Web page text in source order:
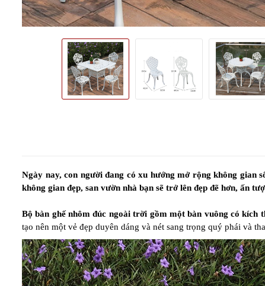
Ngày nay, con người đang có xu hướng mở rộng không gian
không gian đẹp, san vườn nhà bạn sẽ trở lên đẹp đẽ hơn, ấn
Bộ bàn ghế nhôm đúc ngoài trời gồm một bàn vuông có kích
tạo nên một vẻ đẹp duyên dáng và nét sang trọng quý phái và